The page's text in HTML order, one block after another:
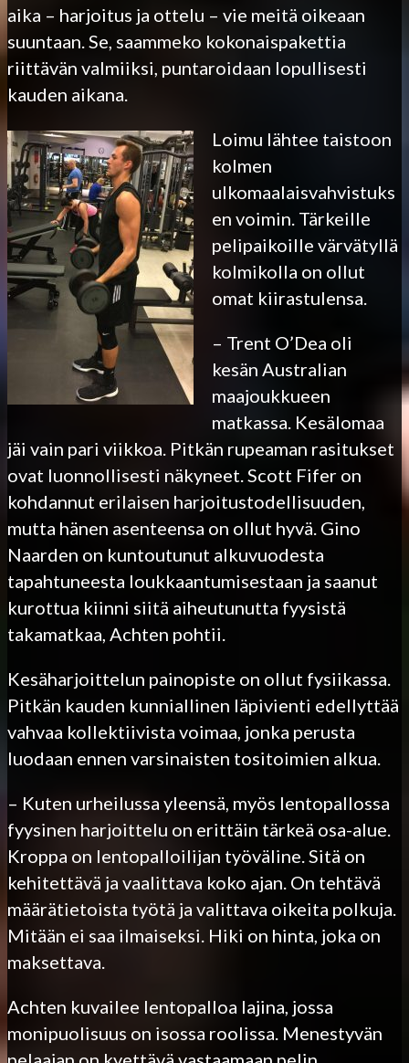
aika – harjoitus ja ottelu – vie meitä oikeaan
suuntaan. Se, saammeko kokonaispakettia
riittävän valmiiksi, puntaroidaan lopullisesti
kauden aikana.
Loimu lähtee taistoon
kolmen
ulkomaalaisvahvistuks
en voimin. Tärkeille
pelipaikoille värvätyllä
kolmikolla on ollut
omat kiirastulensa.
– Trent O’Dea oli
kesän Australian
maajoukkueen
matkassa. Kesälomaa
jäi vain pari viikkoa. Pitkän rupeaman rasitukset
ovat luonnollisesti näkyneet. Scott Fifer on
kohdannut erilaisen harjoitustodellisuuden,
mutta hänen asenteensa on ollut hyvä. Gino
Naarden on kuntoutunut alkuvuodesta
tapahtuneesta loukkaantumisestaan ja saanut
kurottua kiinni siitä aiheutunutta fyysistä
takamatkaa, Achten pohtii.
Kesäharjoittelun painopiste on ollut fysiikassa.
Pitkän kauden kunniallinen läpivienti edellyttää
vahvaa kollektiivista voimaa, jonka perusta
luodaan ennen varsinaisten tositoimien alkua.
– Kuten urheilussa yleensä, myös lentopallossa
fyysinen harjoittelu on erittäin tärkeä osa-alue.
Kroppa on lentopalloilijan työväline. Sitä on
kehitettävä ja vaalittava koko ajan. On tehtävä
määrätietoista työtä ja valittava oikeita polkuja.
Mitään ei saa ilmaiseksi. Hiki on hinta, joka on
maksettava.
Achten kuvailee lentopalloa lajina, jossa
monipuolisuus on isossa roolissa. Menestyvän